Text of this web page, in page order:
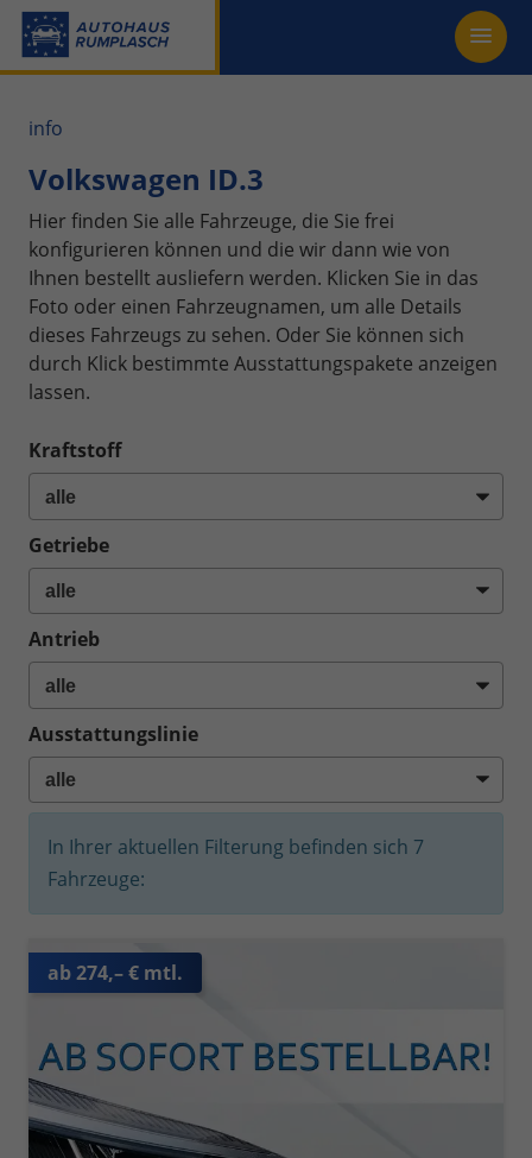
info
Volkswagen ID.3
Hier finden Sie alle Fahrzeuge, die Sie frei
konfigurieren können und die wir dann wie von
Ihnen bestellt ausliefern werden. Klicken Sie in das
Foto oder einen Fahrzeugnamen, um alle Details
dieses Fahrzeugs zu sehen. Oder Sie können sich
durch Klick bestimmte Ausstattungspakete anzeigen
lassen.
Kraftstoff
Getriebe
Antrieb
Ausstattungslinie
In Ihrer aktuellen Filterung befinden sich 7
Fahrzeuge:
ab 274,– € mtl.